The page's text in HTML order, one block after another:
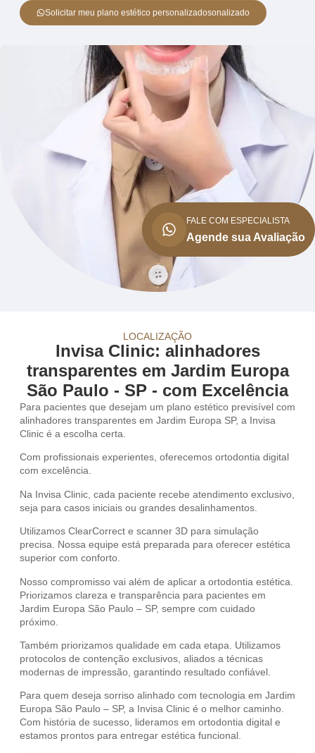
Solicitar meu plano estético personalizadosonalizado
FALE COM ESPECIALISTA
Agende sua Avaliação
LOCALIZAÇÃO
Invisa Clinic: alinhadores
transparentes em Jardim Europa
São Paulo - SP - com Excelência
Para pacientes que desejam um plano estético previsível com
alinhadores transparentes em Jardim Europa SP, a Invisa
Clinic é a escolha certa.
Com profissionais experientes, oferecemos ortodontia digital
com excelência.
Na Invisa Clinic, cada paciente recebe atendimento exclusivo,
seja para casos iniciais ou grandes desalinhamentos.
Utilizamos ClearCorrect e scanner 3D para simulação
precisa. Nossa equipe está preparada para oferecer estética
superior com conforto.
Nosso compromisso vai além de aplicar a ortodontia estética.
Priorizamos clareza e transparência para pacientes em
Jardim Europa São Paulo – SP, sempre com cuidado
próximo.
Também priorizamos qualidade em cada etapa. Utilizamos
protocolos de contenção exclusivos, aliados a técnicas
modernas de impressão, garantindo resultado confiável.
Para quem deseja sorriso alinhado com tecnologia em Jardim
Europa São Paulo – SP, a Invisa Clinic é o melhor caminho.
Com história de sucesso, lideramos em ortodontia digital e
estamos prontos para entregar estética funcional.